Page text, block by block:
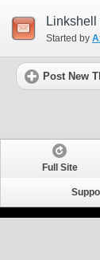
Started by
Post New
Full Site